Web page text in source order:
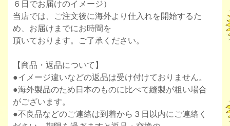
６日でお届けのイメージ）
当店では、ご注文後に海外より仕入れを開始するた
め、お届けまでにお時間を
頂いております。ご了承ください。
【商品・返品について】
●イメージ違いなどの返品は受け付けておりません。
●海外製品のため日本のものに比べて縫製が粗い場合
がございます。
●不良品などのご連絡は到着から３日以内にご連絡く